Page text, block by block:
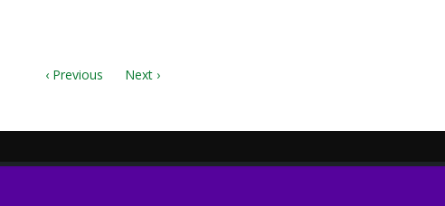
‹ Previous
Next ›